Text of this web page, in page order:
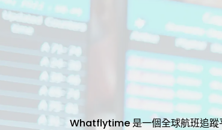
Whatflytime 是一個全球航班追蹤